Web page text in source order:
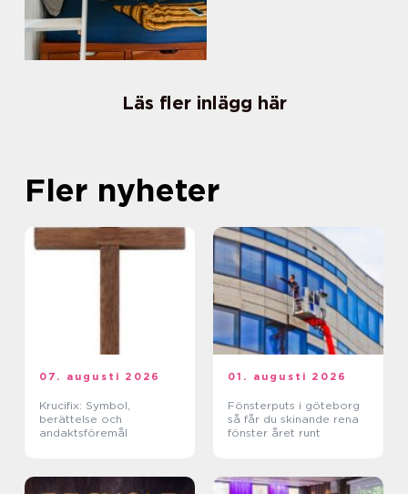
Läs fler inlägg här
Fler nyheter
07. augusti 2026
Krucifix: Symbol,
berättelse och
andaktsföremål
01. augusti 2026
Fönsterputs i göteborg
så får du skinande rena
fönster året runt